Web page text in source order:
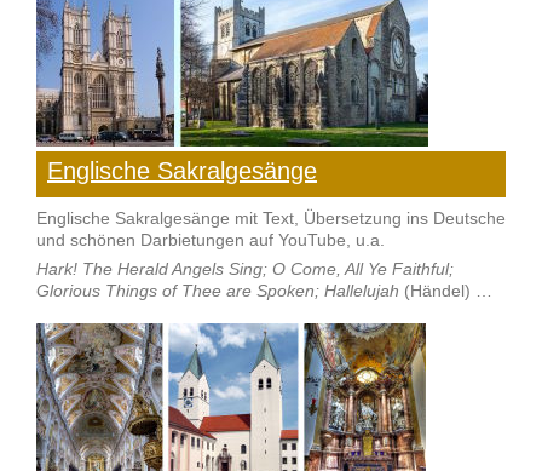
Englische Sakralgesänge
Englische Sakralgesänge mit Text, Übersetzung ins Deutsche
und schönen Darbietungen auf YouTube, u.a.
Hark! The Herald Angels Sing; O Come, All Ye Faithful;
Glorious Things of Thee are Spoken; Hallelujah (Händel) …